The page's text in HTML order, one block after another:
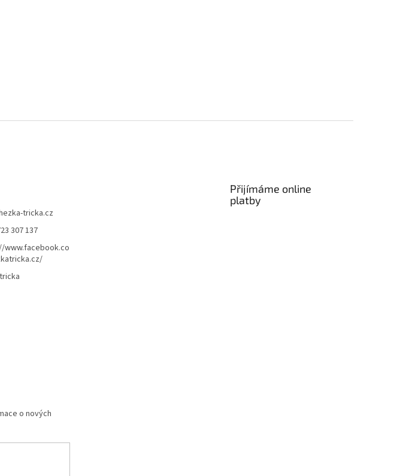
tricka.cz
307 137
www.facebook.co
Přijímáme online
platby
o nových